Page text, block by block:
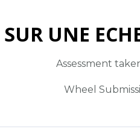
SUR UNE
Assessment
Wheel